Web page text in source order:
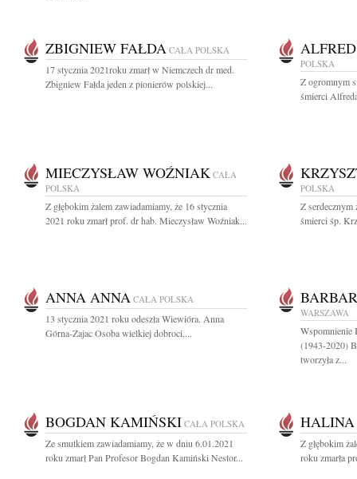
ZBIGNIEW FAŁDA CAŁA POLSKA
17 stycznia 2021roku zmarł w Niemczech dr med.
Zbigniew Fałda jeden z pionierów polskiej...
POLSKA
Z ogromnym
śmierci
MIECZYSŁAW WOŹNIAK CAŁA
POLSKA
Z głębokim żalem zawiadamiamy, że 16 stycznia
2021 roku zmarł prof. dr hab. Mieczysław Woźniak...
POLSKA
Z
śmierci śp.
ANNA ANNA CAŁA POLSKA
13 stycznia 2021 roku odeszła Wiewióra. Anna
Górna-Zajac Osoba wielkiej dobroci,...
WARSZAWA
(1943-2020)
tworzyła z...
BOGDAN KAMIŃSKI CAŁA POLSKA
Ze smutkiem zawiadamiamy, że w dniu 6.01.2021
roku zmarł Pan Profesor Bogdan Kamiński Nestor...
Z głębokim
roku zmarła